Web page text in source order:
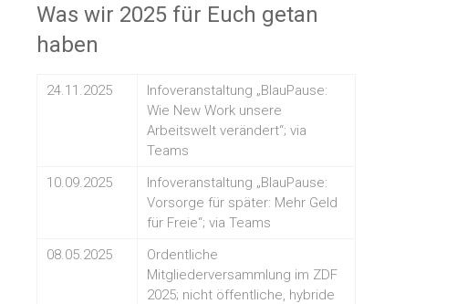
Was wir 2025 für Euch getan
haben
24.11.2025
Infoveranstaltung „BlauPause:
Wie New Work unsere
Arbeitswelt verändert“; via
Teams
10.09.2025
Infoveranstaltung „BlauPause:
Vorsorge für später: Mehr Geld
für Freie“; via Teams
08.05.2025
Ordentliche
Mitgliederversammlung im ZDF
2025; nicht öffentliche, hybride